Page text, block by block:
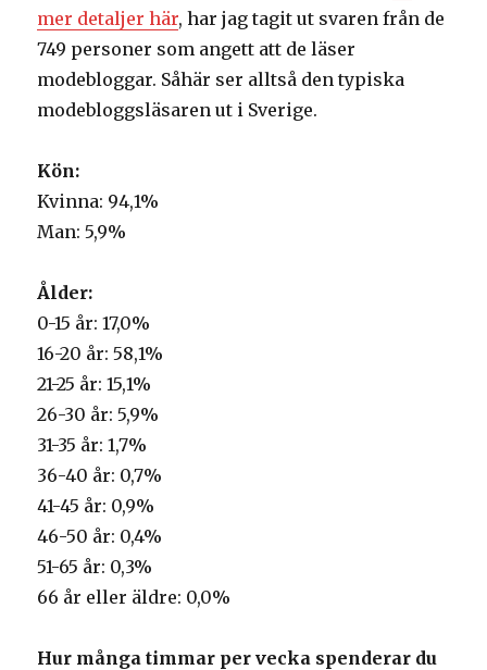
mer detaljer här, har jag tagit ut svaren från de
749 personer som angett att de läser
modebloggar. Såhär ser alltså den typiska
modebloggsläsaren ut i Sverige.
Kön:
Kvinna: 94,1%
Man: 5,9%
Ålder:
0-15 år: 17,0%
16-20 år: 58,1%
21-25 år: 15,1%
26-30 år: 5,9%
31-35 år: 1,7%
36-40 år: 0,7%
41-45 år: 0,9%
46-50 år: 0,4%
51-65 år: 0,3%
66 år eller äldre: 0,0%
Hur många timmar per vecka spenderar du